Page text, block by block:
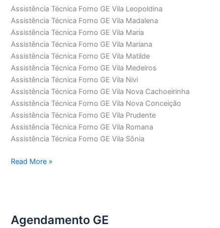
Assistência Técnica Forno GE Vila Leopoldina
Assistência Técnica Forno GE Vila Madalena
Assistência Técnica Forno GE Vila Maria
Assistência Técnica Forno GE Vila Mariana
Assistência Técnica Forno GE Vila Matilde
Assistência Técnica Forno GE Vila Medeiros
Assistência Técnica Forno GE Vila Nivi
Assistência Técnica Forno GE Vila Nova Cachoeirinha
Assistência Técnica Forno GE Vila Nova Conceição
Assistência Técnica Forno GE Vila Prudente
Assistência Técnica Forno GE Vila Romana
Assistência Técnica Forno GE Vila Sônia
Assistência
Read More »
Agendamento GE